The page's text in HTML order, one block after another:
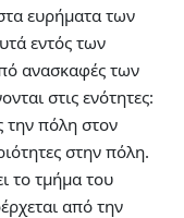
ευρήματα των
εντός των
ανασκαφές των
στις ενότητες:
την πόλη στον
στην πόλη.
το τμήμα του
από την